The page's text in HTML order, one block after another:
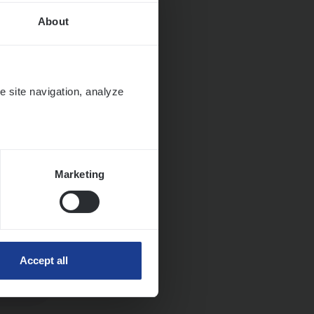
About
site navigation, analyze
Marketing
Accept all